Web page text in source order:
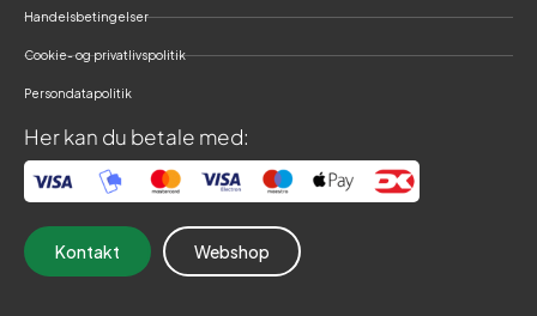
Handelsbetingelser
Cookie- og privatlivspolitik
Persondatapolitik
Her kan du betale med:
Kontakt Webshop